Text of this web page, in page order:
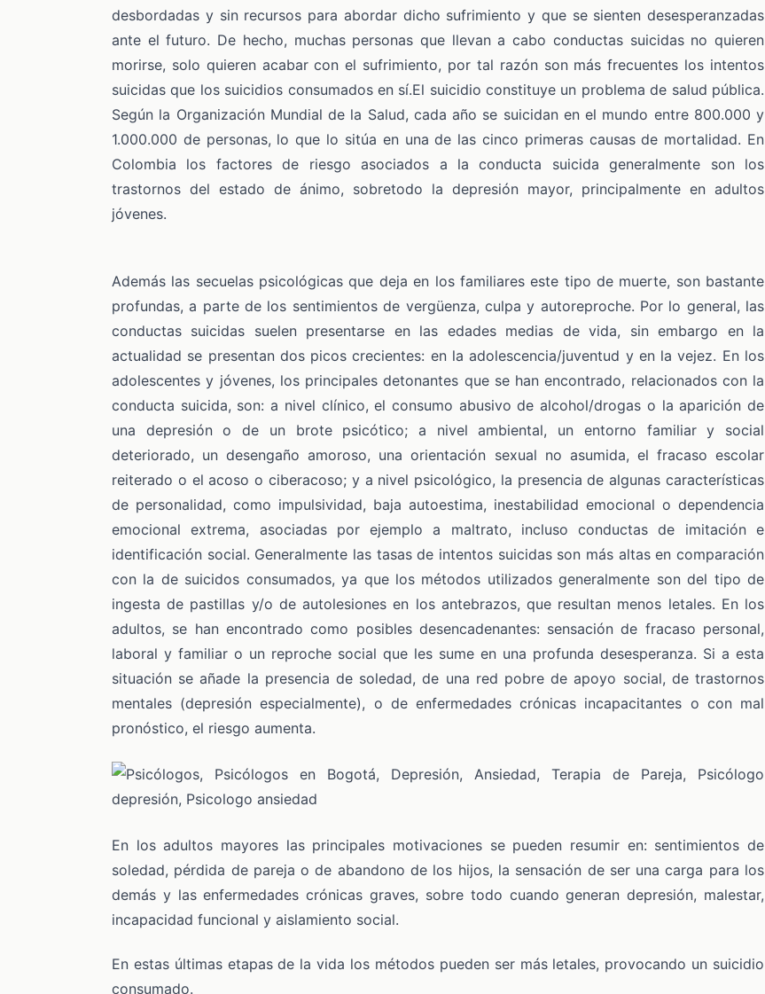
desbordadas y sin recursos para abordar dicho sufrimiento y que se sienten desesperanzadas
ante el futuro. De hecho, muchas personas que llevan a cabo conductas suicidas no quieren
morirse, solo quieren acabar con el sufrimiento, por tal razón son más frecuentes los intentos
suicidas que los suicidios consumados en sí.El suicidio constituye un problema de salud pública.
Según la Organización Mundial de la Salud, cada año se suicidan en el mundo entre 800.000 y
1.000.000 de personas, lo que lo sitúa en una de las cinco primeras causas de mortalidad. En
Colombia los factores de riesgo asociados a la conducta suicida generalmente son los
trastornos del estado de ánimo, sobretodo la depresión mayor, principalmente en adultos
jóvenes.
Además las secuelas psicológicas que deja en los familiares este tipo de muerte, son bastante
profundas, a parte de los sentimientos de vergüenza, culpa y autoreproche. Por lo general, las
conductas suicidas suelen presentarse en las edades medias de vida, sin embargo en la
actualidad se presentan dos picos crecientes: en la adolescencia/juventud y en la vejez. En los
adolescentes y jóvenes, los principales detonantes que se han encontrado, relacionados con la
conducta suicida, son: a nivel clínico, el consumo abusivo de alcohol/drogas o la aparición de
una depresión o de un brote psicótico; a nivel ambiental, un entorno familiar y social
deteriorado, un desengaño amoroso, una orientación sexual no asumida, el fracaso escolar
reiterado o el acoso o ciberacoso; y a nivel psicológico, la presencia de algunas características
de personalidad, como impulsividad, baja autoestima, inestabilidad emocional o dependencia
emocional extrema, asociadas por ejemplo a maltrato, incluso conductas de imitación e
identificación social. Generalmente las tasas de intentos suicidas son más altas en comparación
con la de suicidos consumados, ya que los métodos utilizados generalmente son del tipo de
ingesta de pastillas y/o de autolesiones en los antebrazos, que resultan menos letales. En los
adultos, se han encontrado como posibles desencadenantes: sensación de fracaso personal,
laboral y familiar o un reproche social que les sume en una profunda desesperanza. Si a esta
situación se añade la presencia de soledad, de una red pobre de apoyo social, de trastornos
mentales (depresión especialmente), o de enfermedades crónicas incapacitantes o con mal
pronóstico, el riesgo aumenta.
En los adultos mayores las principales motivaciones se pueden resumir en: sentimientos de
soledad, pérdida de pareja o de abandono de los hijos, la sensación de ser una carga para los
demás y las enfermedades crónicas graves, sobre todo cuando generan depresión, malestar,
incapacidad funcional y aislamiento social.
En estas últimas etapas de la vida los métodos pueden ser más letales, provocando un suicidio
consumado.